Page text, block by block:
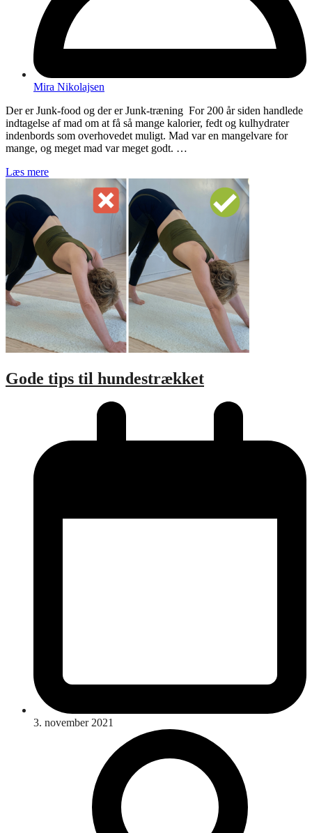
Mira Nikolajsen
Der er Junk-food og der er Junk-træning For 200 år siden handlede
indtagelse af mad om at få så mange kalorier, fedt og kulhydrater
indenbords som overhovedet muligt. Mad var en mangelvare for
mange, og meget mad var meget godt. …
Læs mere
Gode tips til hundestrækket
3. november 2021